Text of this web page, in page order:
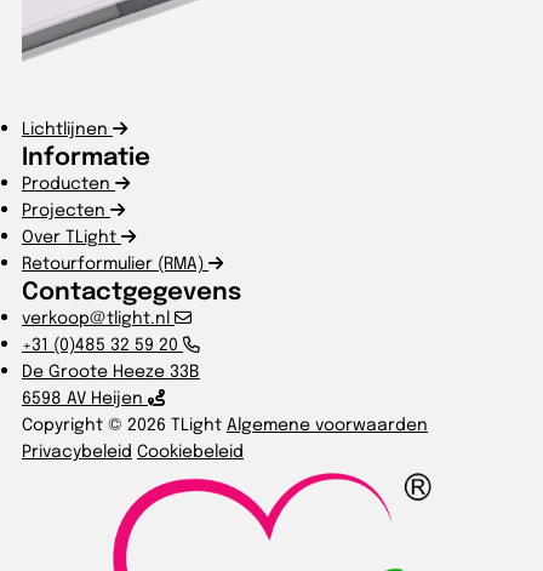
Lichtlijnen
Informatie
Producten
Projecten
Over TLight
Retourformulier (RMA)
Contactgegevens
verkoop@tlight.nl
+31 (0)485 32 59 20
De Groote Heeze 33B
6598 AV Heijen
Copyright © 2026 TLight Algemene voorwaarden
Privacybeleid Cookiebeleid